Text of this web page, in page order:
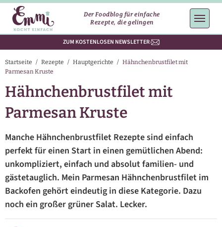
Der Foodblog für einfache
Rezepte, die gelingen
ZUM KOSTENLOSEN NEWSLETTER
Startseite / Rezepte / Hauptgerichte / Hähnchenbrustfilet mit
Parmesan Kruste
Hähnchenbrustfilet mit
Parmesan Kruste
Manche Hähnchenbrustfilet Rezepte sind einfach
perfekt für einen Start in einen gemütlichen Abend:
unkompliziert, einfach und absolut familien- und
gästetauglich. Mein Parmesan Hähnchenbrustfilet im
Backofen gehört eindeutig in diese Kategorie. Dazu
noch ein großer grüner Salat. Lecker.